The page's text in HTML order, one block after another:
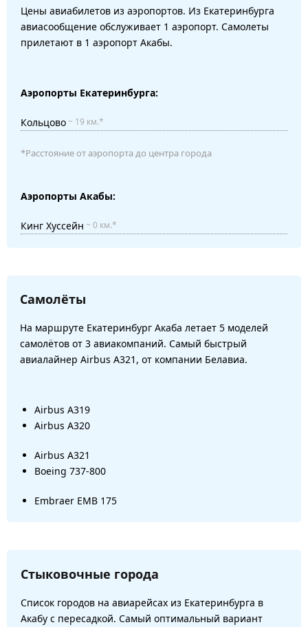
Цены авиабилетов из аэропортов. Из Екатеринбурга
авиасообщение обслуживает 1 аэропорт. Самолеты
прилетают в 1 аэропорт Акабы.
Аэропорты Екатеринбурга:
Кольцово~ 19 км.*
*Расстояние от аэропорта до центра города
Аэропорты Акабы:
Кинг Хуссейн ~ 0 км.*
Самолёты
На маршруте Екатеринбург Акаба летает 5 моделей
самолётов от 3 авиакомпаний. Самый быстрый
авиалайнер Airbus A321, от компании Белавиа.
Airbus A319
Airbus A320
Airbus A321
Boeing 737-800
Embraer EMB 175
Стыковочные города
Список городов на авиарейсах из Екатеринбурга в
Акабу с пересадкой. Самый оптимальный вариант